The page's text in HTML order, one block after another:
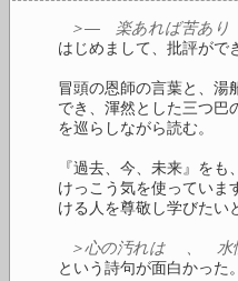
＞― 楽あれば苦あり
はじめまして、批評がで
冒頭の恩師の言葉と、湯
でき、渾然とした三つ巴
を巡らしながら読む。
『過去、今、未来』を
けっこう気を使っていま
ける人を尊敬し学びたい
＞心の汚れは 、 水
という詩句が面白かった。